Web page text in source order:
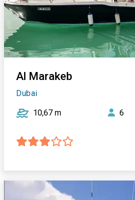
Al Marakeb
Dubai
10,67 m 6